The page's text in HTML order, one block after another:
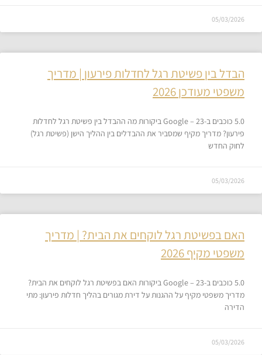
05/03/2026
הבדל בין פשיטת רגל לחדלות פירעון | מדריך
משפטי מעודכן 2026
5.0 כוכבים ב-Google – 23 ביקורות מה ההבדל בין פשיטת רגל לחדלות
פירעון? מדריך מקיף שמסביר את ההבדלים בין ההליך הישן (פשיטת רגל)
לחוק החדש
05/03/2026
האם בפשיטת רגל לוקחים את הבית? | מדריך
משפטי מקיף 2026
5.0 כוכבים ב-Google – 23 ביקורות האם בפשיטת רגל לוקחים את הבית?
מדריך משפטי מקיף על ההגנות על דירת מגורים בהליך חדלות פירעון: מתי
הדירה
05/03/2026